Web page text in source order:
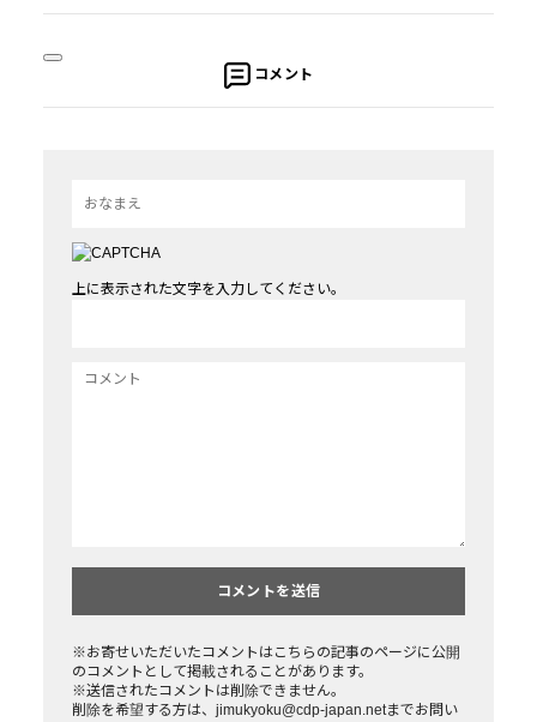
コメント
上に表示された文字を入力してください。
※お寄せいただいたコメントはこちらの記事のページに公開
のコメントとして掲載されることがあります。
※送信されたコメントは削除できません。
削除を希望する方は、jimukyoku@cdp-japan.netまでお問い